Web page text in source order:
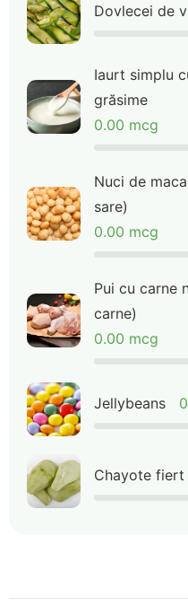
Dovlecei de
Iaurt simplu
grăsime
0.00 mcg
Nuci de
sare)
0.00 mcg
Pui cu carne
carne)
0.00 mcg
Jellybeans
Chayote fiert